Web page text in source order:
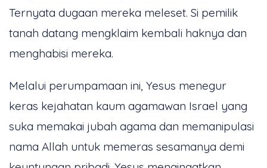
Ternyata dugaan mereka meleset. Si pemilik
tanah datang mengklaim kembali haknya dan
menghabisi mereka.
Melalui perumpamaan ini, Yesus menegur
keras kejahatan kaum agamawan Israel yang
suka memakai jubah agama dan memanipulasi
nama Allah untuk memeras sesamanya demi